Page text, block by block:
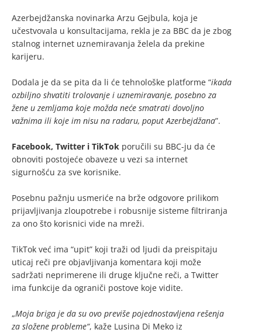
Azerbejdžanska novinarka Arzu Gejbula, koja je
učestvovala u konsultacijama, rekla je za BBC da je zbog
stalnog internet uznemiravanja želela da prekine
karijeru.
Dodala je da se pita da li će tehnološke platforme “ikada
ozbiljno shvatiti trolovanje i uznemiravanje, posebno za
žene u zemljama koje možda neće smatrati dovoljno
važnima ili koje im nisu na radaru, poput Azerbejdžana”.
Facebook, Twitter i TikTok poručili su BBC-ju da će
obnoviti postojeće obaveze u vezi sa internet
sigurnošću za sve korisnike.
Posebnu pažnju usmeriće na brže odgovore prilikom
prijavljivanja zloupotrebe i robusnije sisteme filtriranja
za ono što korisnici vide na mreži.
TikTok već ima “upit” koji traži od ljudi da preispitaju
uticaj reči pre objavljivanja komentara koji može
sadržati neprimerene ili druge ključne reči, a Twitter
ima funkcije da ograniči postove koje vidite.
„Moja briga je da su ovo previše pojednostavljena rešenja
za složene probleme“, kaže Lusina Di Meko iz